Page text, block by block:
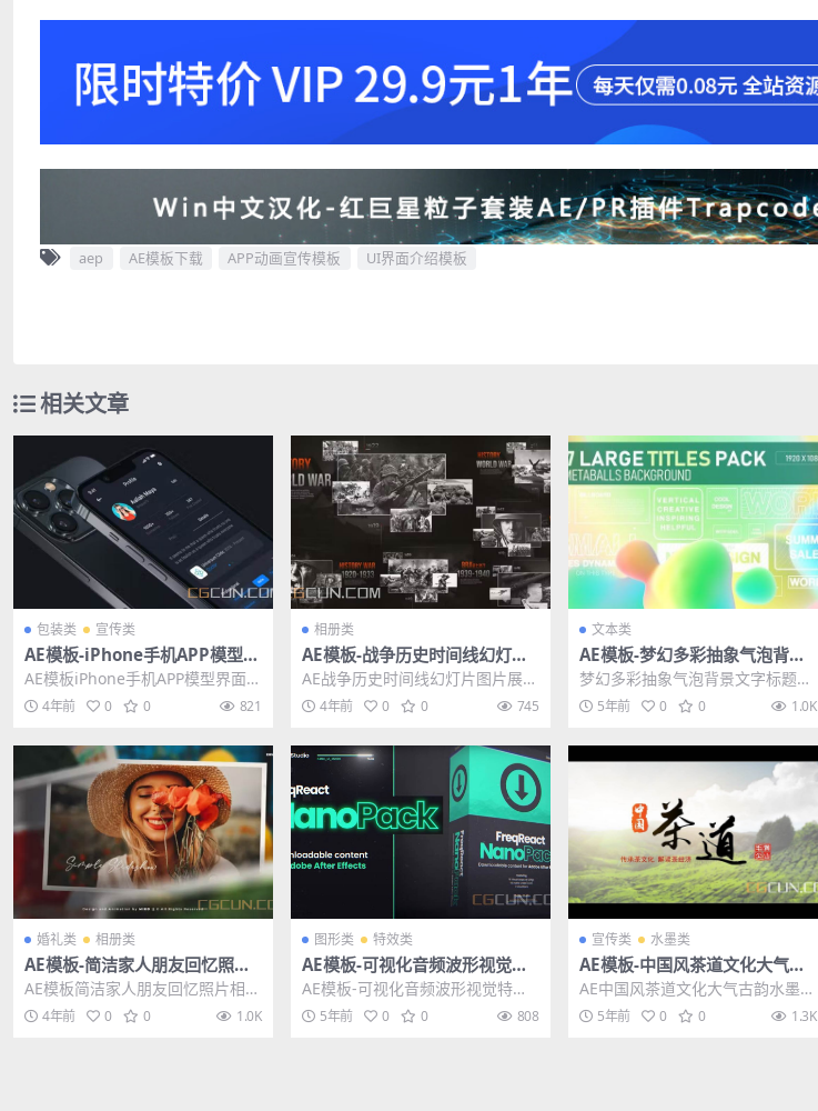
aep AE模板下载 APP动画宣传模板 UI界面介绍模板
相关文章
包装类 宣传类
AE模板-iPhone手机APP模型界
面展示宣传模板
AE模板iPhone手机APP模型界面展
示宣传模板 其他推荐: AE模板-20
0...4年前 0 0 821
相册类
AE模板-战争历史时间线幻灯片
图片展示片头模板
AE战争历史时间线幻灯片图片展示
片头模板 其他推荐: AE模板-浪漫
电子相册婚礼...
4年前 0 0 745
文本类
AE模板-梦幻多彩抽象气泡背景
文字标题动画模板
梦幻多彩抽象气泡背景文字标题动
画AE模板 其他推荐: AE模板-90组
扁平化卡通...
5年前 0 0 1.0K
婚礼类 相册类
AE模板-简洁家人朋友回忆照片
相册幻灯片模板 Simple Slides
how
AE模板简洁家人朋友回忆照片相册
幻灯片模板 Simple Slideshow
标...4年前 0 0 1.0K
图形类 特效类
AE模板-可视化音频波形视觉特
效动画模板 FreqReact Nano P
ack
AE模板-可视化音频波形视觉特效
动画模板 FreqReact Nano Pack...
5年前 0 0 808
宣传类 水墨类
AE模板-中国风茶道文化大气古
韵水墨动画宣传片AE模板
AE中国风茶道文化大气古韵水墨动
画宣传片AE模板 其他推荐: AE模
板-股票曲线...
5年前 0 0 1.3K